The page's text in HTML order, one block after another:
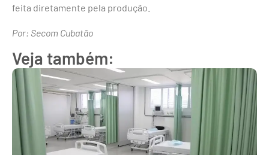
feita diretamente pela produção.
Por: Secom Cubatão
Veja também: